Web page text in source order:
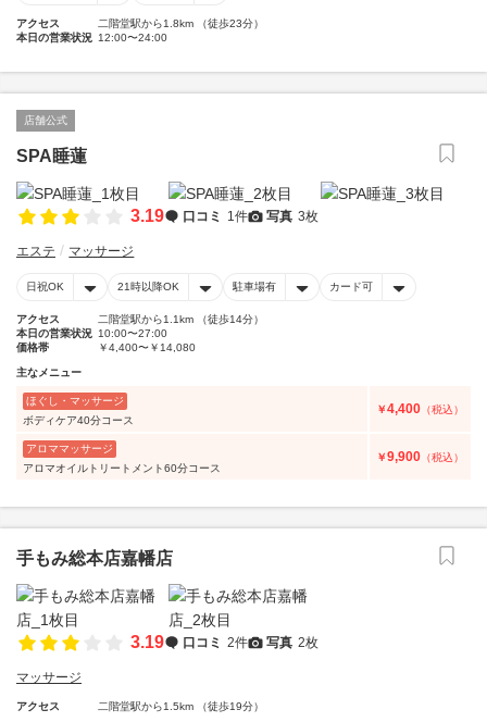
アクセス
二階堂駅から1.8km （徒歩23分）
本日の営業状況 12:00〜24:00
店舗公式
SPA睡蓮
3.19 口コミ 1件 写真 3枚
エステ マッサージ
日祝OK 21時以降OK 駐車場有 カード可
アクセス
二階堂駅から1.1km （徒歩14分）
本日の営業状況 10:00〜27:00
価格帯
￥4,400〜￥14,080
主なメニュー
ほぐし・マッサージ
ボディケア40分コース
￥4,400 （税込）
アロママッサージ
アロマオイルトリートメント60分コース
￥9,900 （税込）
手もみ総本店嘉幡店
3.19 口コミ 2件 写真 2枚
マッサージ
アクセス 二階堂駅から1.5km （徒歩19分）